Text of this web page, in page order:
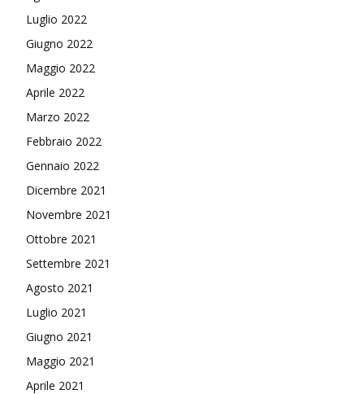
Luglio 2022
Giugno 2022
Maggio 2022
Aprile 2022
Marzo 2022
Febbraio 2022
Gennaio 2022
Dicembre 2021
Novembre 2021
Ottobre 2021
Settembre 2021
Agosto 2021
Luglio 2021
Giugno 2021
Maggio 2021
Aprile 2021